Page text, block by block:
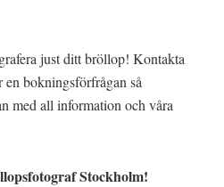
just ditt bröllop! Kontakta
en bokningsförfrågan så
med all information och våra
Stockholm!